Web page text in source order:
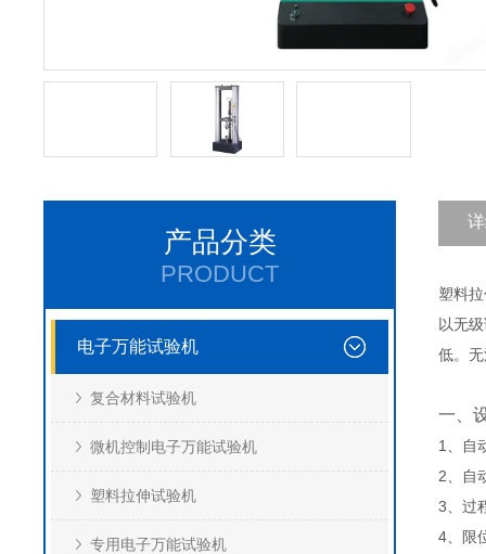
产品分类
PRODUCT
电子万能试验机
复合材料试验机
微机控制电子万能试验机
塑料拉伸试验机
专用电子万能试验机
塑料
以无
低。
一、
1、自
2、自
3、过
4、限